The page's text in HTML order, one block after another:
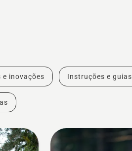
e inovações Instruções e guias